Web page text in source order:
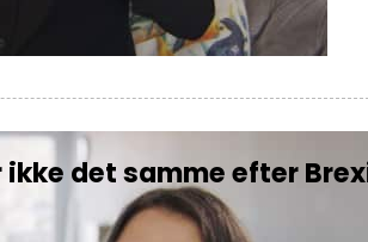
ikke det samme efter